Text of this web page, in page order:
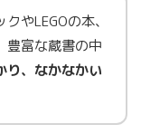
やLEGOの本、
豊富な蔵書の中
り、なかなかい